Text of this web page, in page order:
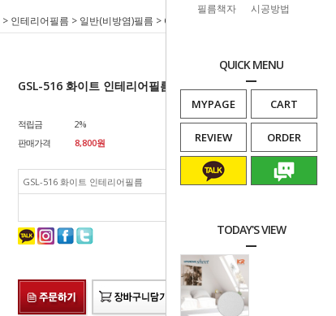
필름책자 시공방법
QUICK MENU
MYPAGE CART
REVIEW ORDER
TODAY'S VIEW
> 인테리어필름 > 일반(비방염)필름 > GSL-516 화이트 인테리어필름
GSL-516 화이트 인테리어필름
적립금
2%
판매가격
8,800원
GSL-516 화이트 인테리어필름 8,800원